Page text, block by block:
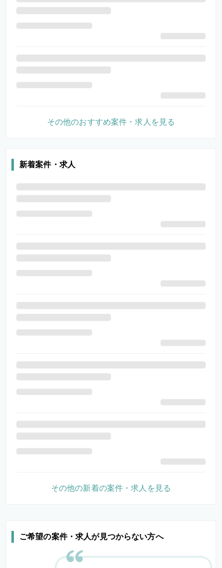
ご希望の案件・求人が見つからない方へ
その他のおすすめ案件・求人を見る
新着案件・求人
その他の新着の案件・求人を見る